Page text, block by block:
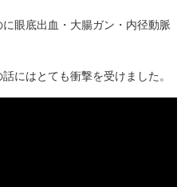
眼底出血・大腸ガン・内径動脈
にはとても衝撃を受けました。